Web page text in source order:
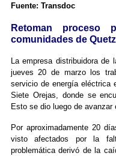
Fuente: Transdoc
Retoman proceso
comunidades de
La empresa distribuidora
jueves 20 de marzo los
servicio de energía eléctrica
Siete Orejas, donde se
Esto se dio luego de avanzar
Por aproximadamente 20
visto afectados por la
problemática derivó de la